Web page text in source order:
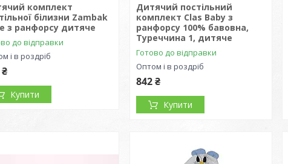
комплект
білизни Zambak
з ранфорсу дитяче
до відправки
і в роздріб
Купити
Дитячий постільний
комплект Clas Baby з
ранфорсу 100% бавовна,
Туреччина 1, дитяче
Готово до відправки
Оптом і в роздріб
842 ₴
Купити